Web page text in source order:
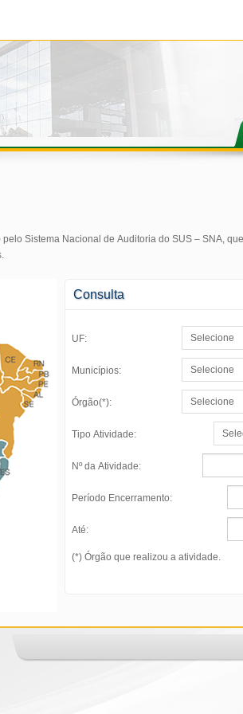
Sistema Nacional de Auditoria do SUS – SNA,
Consulta
UF:
Municípios:
Órgão(*):
Tipo Atividade:
Nº da Atividade:
Período Encerramento:
Até:
(*) Órgão que realizou a atividade.